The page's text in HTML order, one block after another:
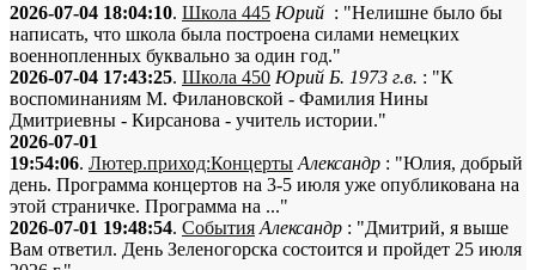
2026-07-04 18:04:10. Школа 445 Юрий : "Нелишне было бы
написать, что школа была построена силами немецких
военнопленных буквально за один год."
2026-07-04 17:43:25. Школа 450 Юрий Б. 1973 г.в. : "К
воспоминаниям М. Филановской - Фамилия Нины
Дмитриевны - Кирсанова - учитель истории."
2026-07-01
19:54:06. Лютер.приход:Концерты Александр : "Юлия, добрый
день. Программа концертов на 3-5 июля уже опубликована на
этой страничке. Программа на ..."
2026-07-01 19:48:54. События Александр : "Дмитрий, я выше
Вам ответил. День Зеленогорска состоится и пройдет 25 июля